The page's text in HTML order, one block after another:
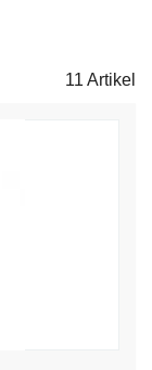
11 Artikel